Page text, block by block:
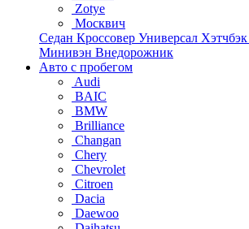
Zotye
Москвич
Седан Кроссовер Универсал Хэтчбэк
Минивэн Внедорожник
Авто с пробегом
Audi
BAIC
BMW
Brilliance
Changan
Chery
Chevrolet
Citroen
Dacia
Daewoo